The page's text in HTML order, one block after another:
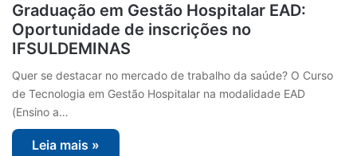
Graduação em Gestão Hospitalar EAD:
Oportunidade de inscrições no
IFSULDEMINAS
Quer se destacar no mercado de trabalho da saúde? O Curso
de Tecnologia em Gestão Hospitalar na modalidade EAD
(Ensino a…
Leia mais »